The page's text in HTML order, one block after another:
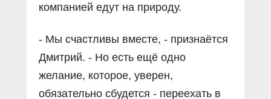
компанией едут на природу.
- Мы счастливы вместе, - признаётся
Дмитрий. - Но есть ещё одно
желание, которое, уверен,
обязательно сбудется - переехать в